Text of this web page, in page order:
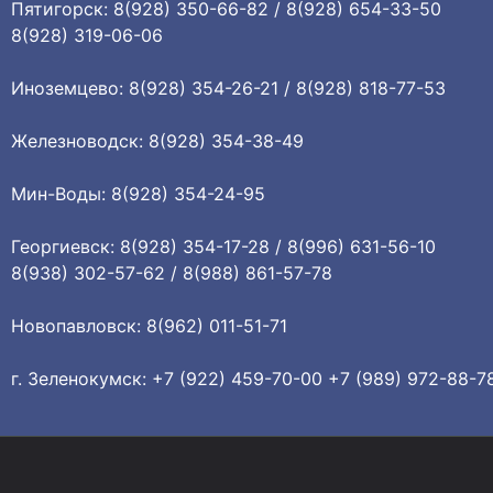
Пятигорск: 8(928) 350-66-82 / 8(928) 654-33-50
8(928) 319-06-06
Иноземцево: 8(928) 354-26-21 / 8(928) 818-77-53
Железноводск: 8(928) 354-38-49
Мин-Воды: 8(928) 354-24-95
Георгиевск: 8(928) 354-17-28 / 8(996) 631-56-10
8(938) 302-57-62 / 8(988) 861-57-78
Новопавловск: 8(962) 011-51-71
г. Зеленокумск: +7 (922) 459-70-00 +7 (989) 972-88-